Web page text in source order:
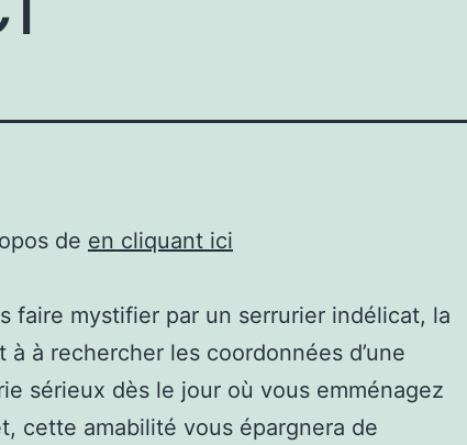
de en cliquant ici
faire mystifier par un serrurier indélicat, la
à rechercher les coordonnées d’une
sérieux dès le jour où vous emménagez
cette amabilité vous épargnera de